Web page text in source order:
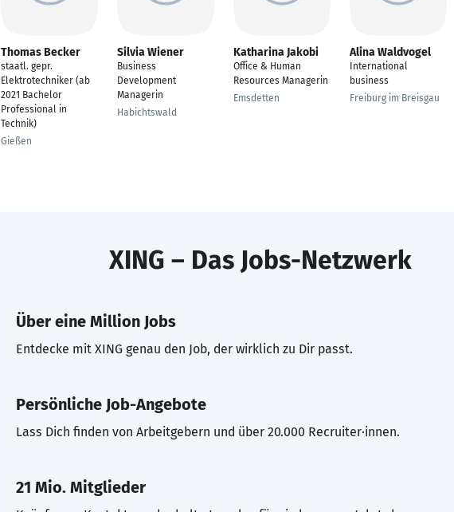
Thomas Becker
staatl. gepr.
Elektrotechniker (ab
2021 Bachelor
Professional in
Technik)
Gießen
Silvia Wiener
Business
Development
Managerin
Habichtswald
Katharina Jakobi
Office & Human
Resources Managerin
Emsdetten
Alina Waldvogel
International
business
Freiburg im Breisgau
XING – Das Jobs-Netzwerk
Über eine Million Jobs
Entdecke mit XING genau den Job, der wirklich zu Dir passt.
Persönliche Job-Angebote
Lass Dich finden von Arbeitgebern und über 20.000 Recruiter·innen.
21 Mio. Mitglieder